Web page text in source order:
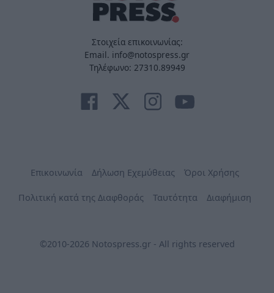
Στοιχεία επικοινωνίας:
Email. info@notospress.gr
Τηλέφωνο: 27310.89949
Επικοινωνία Δήλωση Εχεμύθειας Όροι Χρήσης
Πολιτική κατά της Διαφθοράς Ταυτότητα Διαφήμιση
©2010-2026 Notospress.gr - All rights reserved